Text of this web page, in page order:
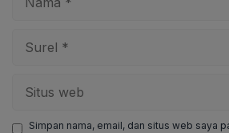
Simpan nama, email, dan situs web saya